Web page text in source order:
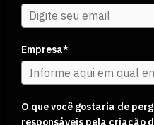
Empresa*
O que você gostaria de
responsáveis pela criação